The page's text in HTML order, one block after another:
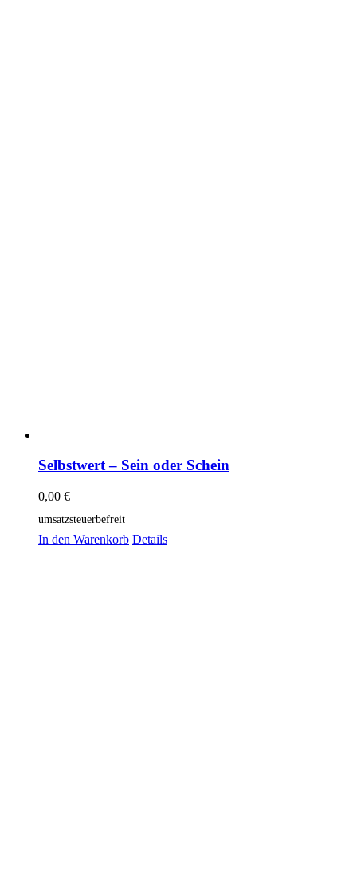
Selbstwert – Sein oder Schein
0,00 €
umsatzsteuerbefreit
In den Warenkorb Details